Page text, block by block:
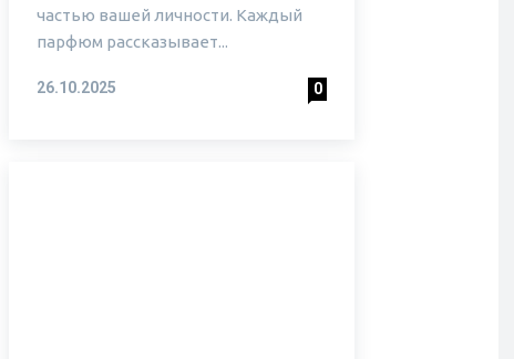
частью вашей личности. Каждый
парфюм рассказывает...
26.10.2025 0